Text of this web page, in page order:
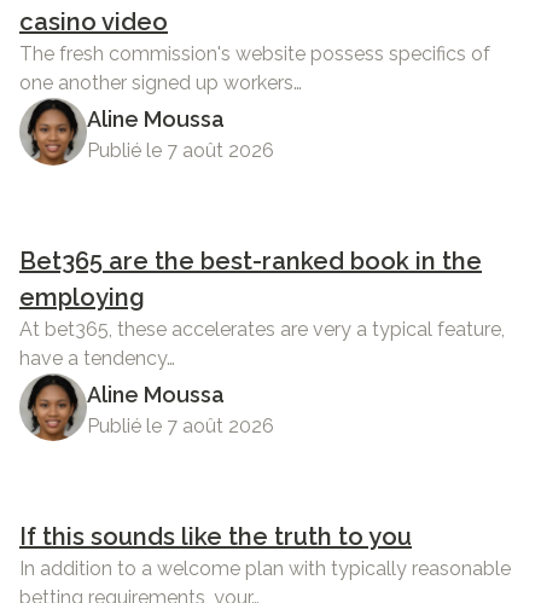
casino video
The fresh commission's website possess specifics of
one another signed up workers…
Aline Moussa
Publié le 7 août 2026
Bet365 are the best-ranked book in the
employing
At bet365, these accelerates are very a typical feature,
have a tendency…
Aline Moussa
Publié le 7 août 2026
If this sounds like the truth to you
In addition to a welcome plan with typically reasonable
betting requirements, your…